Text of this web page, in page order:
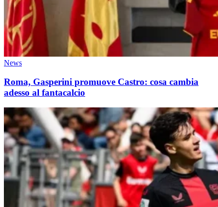
News
Roma, Gasperini promuove Castro: cosa cambia
adesso al fantacalcio